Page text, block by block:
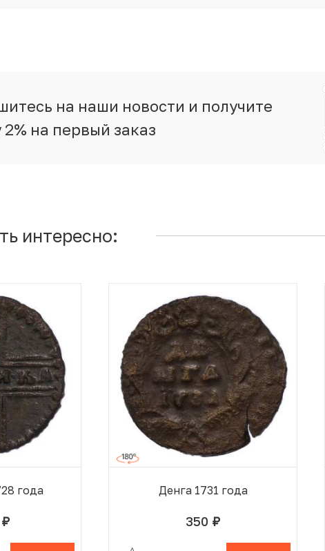
на наши новости и получите
2% на первый заказ
интересно:
года
руб.
Денга 1731 года
350 руб.